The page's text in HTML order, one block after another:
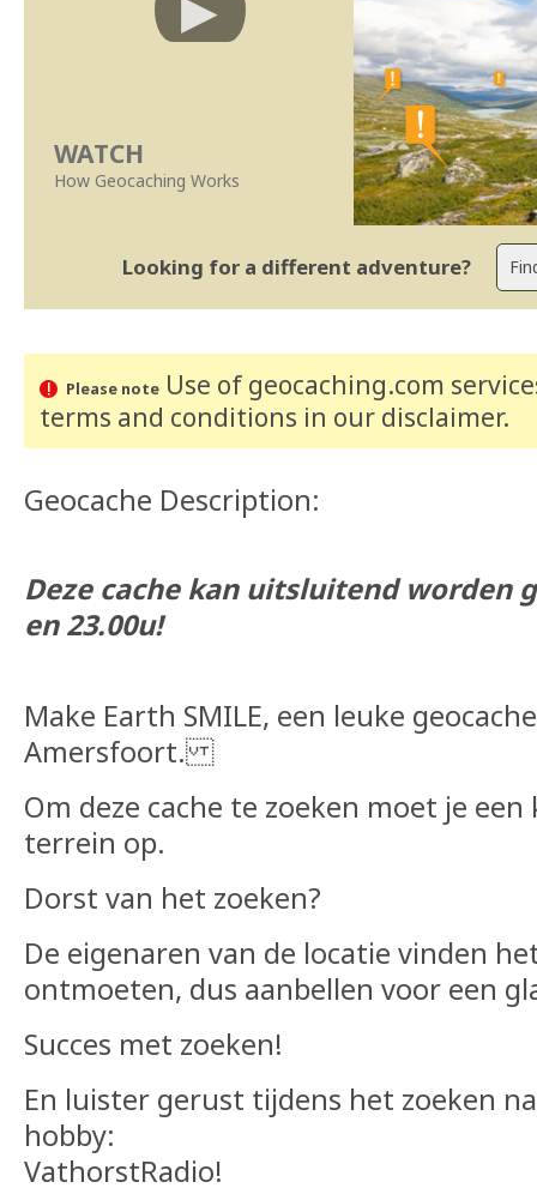
WATCH
How Geocaching Works
Looking for a different adventure?
Please noteUse of geocaching.com
terms and conditions in our disclaimer.
Geocache Description:
Deze cache kan uitsluitend worden
en 23.00u!
Make Earth SMILE, een leuke
Amersfoort.
Om deze cache te zoeken moet je
terrein op.
Dorst van het zoeken?
De eigenaren van de locatie vinden
ontmoeten, dus aanbellen voor een
Succes met zoeken!
En luister gerust tijdens het zoeken
hobby:
VathorstRadio!